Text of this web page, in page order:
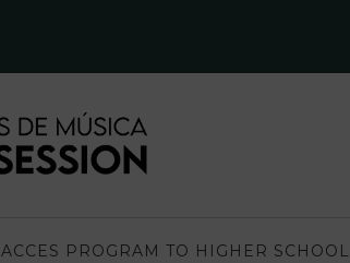
ACCES PROGRAM TO HIGHER SCHOOL